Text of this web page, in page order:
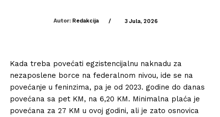
Autor: Redakcija / 3 Jula, 2026
Kada treba povećati egzistencijalnu naknadu za
nezaposlene borce na federalnom nivou, ide se na
povećanje u feninzima, pa je od 2023. godine do danas
povećana sa pet KM, na 6,20 KM. Minimalna plaća je
povećana za 27 KM u ovoj godini, ali je zato osnovica